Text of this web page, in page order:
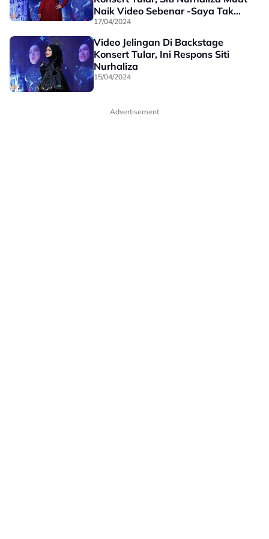
Naik Video Sebenar -Saya Tak
Marah, Itu Muka Saya Cuak..”
17/04/2024
Video Jelingan Di Backstage
Konsert Tular, Ini Respons Siti
Nurhaliza
15/04/2024
Advertisement